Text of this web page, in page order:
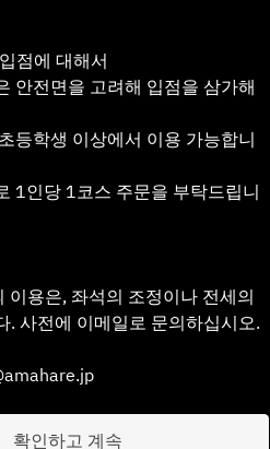
점에 대해서
안전면을 고려해 입점을 삼가해
등학생 이상에서 이용 가능합니
1인당 1코스 주문을 부탁드립니
용은, 좌석의 조정이나 전세의
. 사전에 이메일로 문의하십시오.
확인하고 계속